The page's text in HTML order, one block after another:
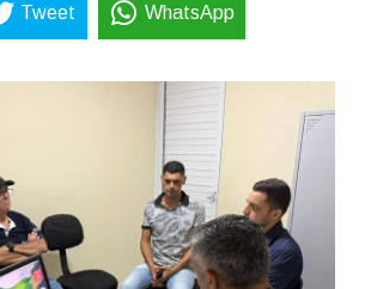
Tweet WhatsApp